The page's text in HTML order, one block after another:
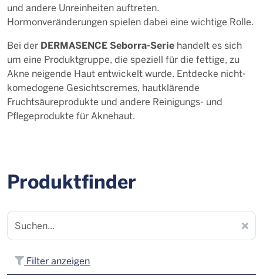
und andere Unreinheiten auftreten.
Hormonveränderungen spielen dabei eine wichtige Rolle.
Bei der DERMASENCE Seborra-Serie handelt es sich
um eine Produktgruppe, die speziell für die fettige, zu
Akne neigende Haut entwickelt wurde. Entdecke nicht-
komedogene Gesichtscremes, hautklärende
Fruchtsäureprodukte und andere Reinigungs- und
Pflegeprodukte für Aknehaut.
Produktfinder
Filter anzeigen